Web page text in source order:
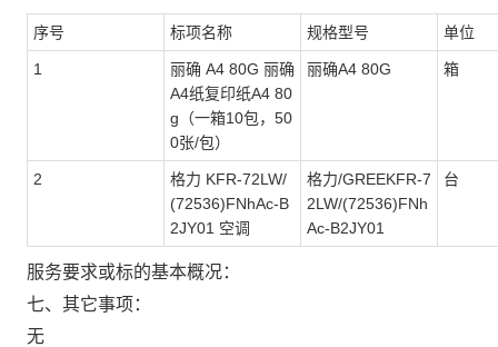
序号 标项名称 规格型号 单位
1
丽确 A4 80G 丽确
A4纸复印纸A4 80
g（一箱10包，50
0张/包）
丽确A4 80G 箱
2
格力 KFR-72LW/
(72536)FNhAc-B
2JY01 空调
格力/GREEKFR-7
2LW/(72536)FNh
Ac-B2JY01
台
服务要求或标的基本概况：
七、其它事项：
无